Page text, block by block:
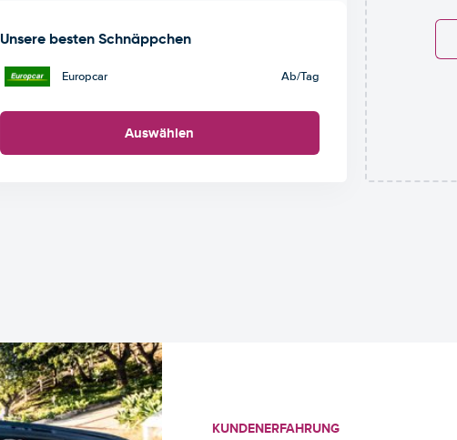
Unsere besten Schnäppchen
Europcar Ab/Tag
Auswählen
KUNDENERFAHRUNG